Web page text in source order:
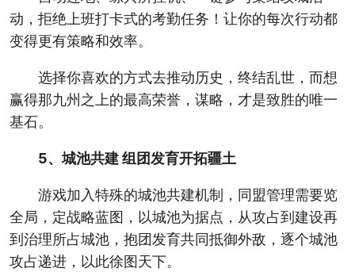
动，拒绝上班打卡式的考勤任务！让你的每次行动都
变得更有策略和效率。
选择你喜欢的方式去推动历史，终结乱世，而想
赢得那九州之上的最高荣誉，谋略，才是致胜的唯一
基石。
5、城池共建 组团发育开拓疆土
游戏加入特殊的城池共建机制，同盟管理需要览
全局，定战略蓝图，以城池为据点，从攻占到建设再
到治理所占城池，抱团发育共同抵御外敌，逐个城池
攻占递进，以此徐图天下。